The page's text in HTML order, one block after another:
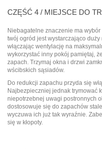
CZĘŚĆ 4 / MIEJSCE DO
Niebagatelne znaczenie ma
twój ogród jest wystarczająco
włączając wentylację na
wykorzystać inny pokój pamiętaj,
zapach. Trzymaj okna i drzwi
wścibskich sąsiadów.
Do redukcji zapachu przyda się
Najbezpieczniej jednak trymować
niepotrzebnej uwagi postronnych
dostosowuje się do zapachów
wyczuwa ich już tak wyraźnie.
się w kłopoty.